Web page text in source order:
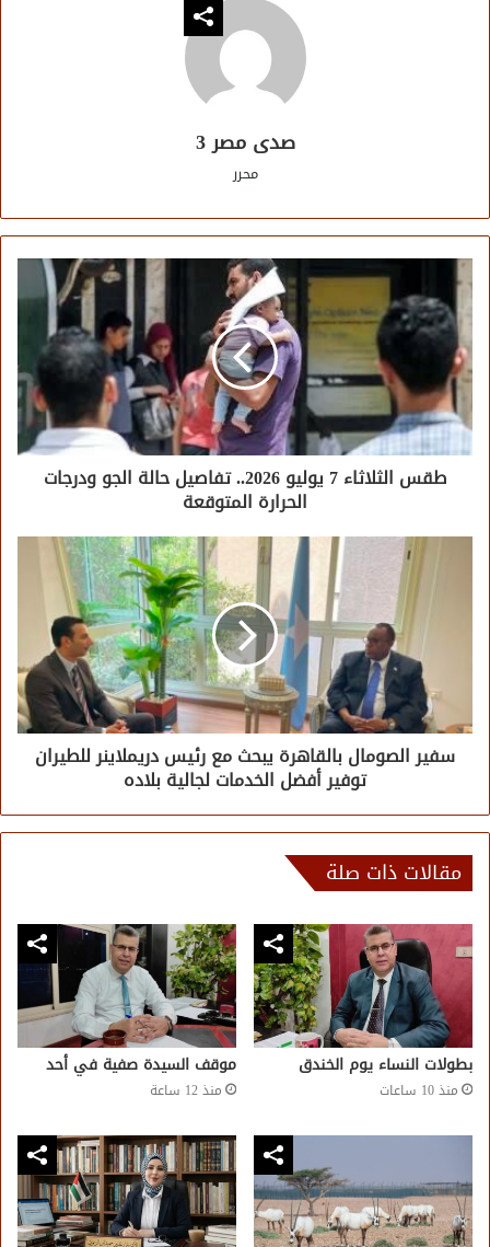
صدى مصر 3
محرر
طقس الثلاثاء 7 يوليو 2026.. تفاصيل حالة الجو ودرجات
الحرارة المتوقعة
سفير الصومال بالقاهرة يبحث مع رئيس دريملاينر للطيران
توفير أفضل الخدمات لجالية بلاده
مقالات ذات صلة
بطولات النساء يوم الخندق
منذ 10 ساعات
موقف السيدة صفية في أحد
منذ 12 ساعة